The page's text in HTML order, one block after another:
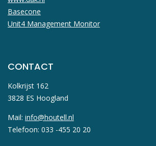
Basecone
Unit4 Management Monitor
CONTACT
Kolkrijst 162
3828 ES Hoogland
Mail: info@houtell.nl
Telefoon: 033 -455 20 20